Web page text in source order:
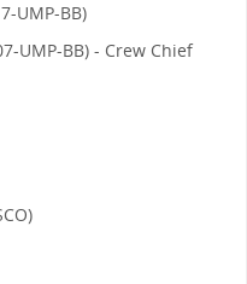
UMP-BB)
UMP-BB) - Crew Chief